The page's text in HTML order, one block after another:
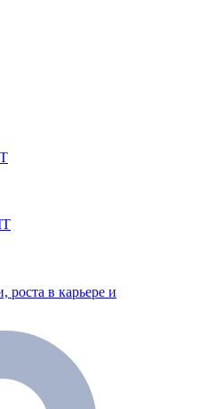
роста в карьере и